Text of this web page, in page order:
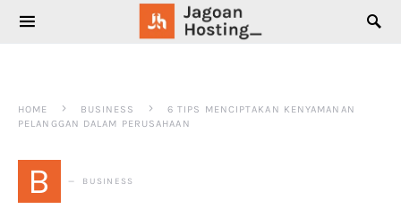
SEARCH FOR:
HOME BUSINESS
6 TIPS MENCIPTAKAN KENYAMANAN
PELANGGAN DALAM PERUSAHAAN
B BUSINESS